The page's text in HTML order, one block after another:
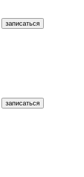
записаться
записаться